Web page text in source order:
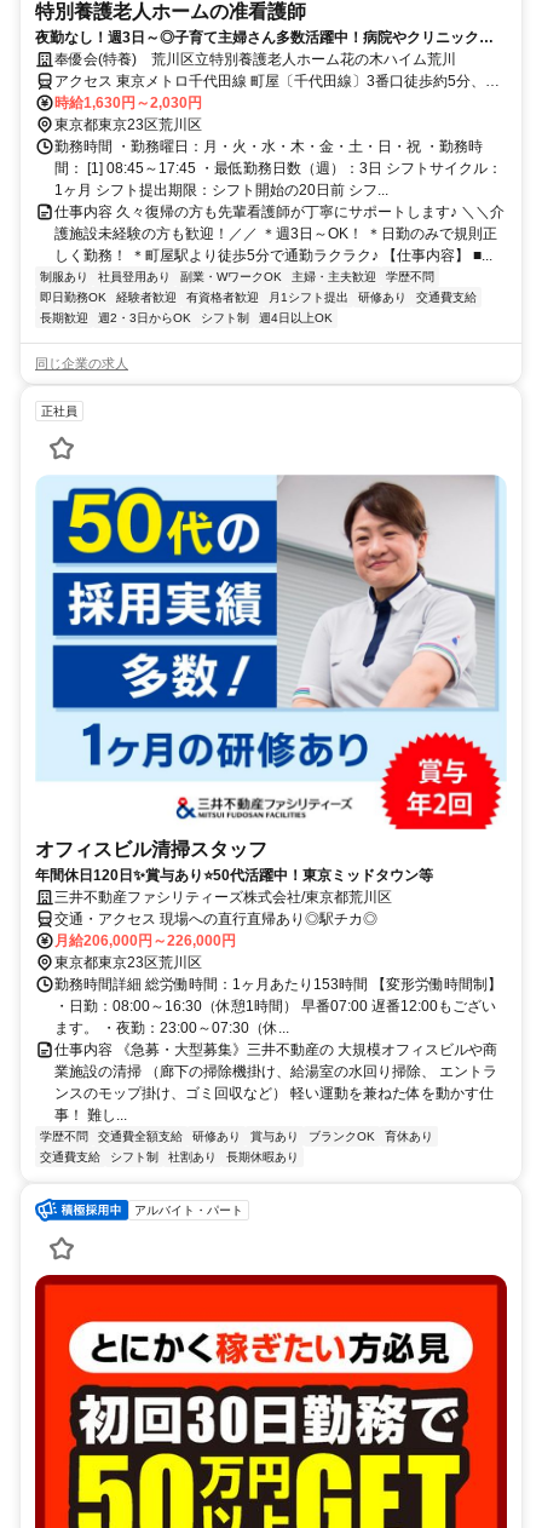
特別養護老人ホームの准看護師
夜勤なし！週3日～◎子育て主婦さん多数活躍中！病院やクリニックの
経験も活かせます。ブランクOK
奉優会(特養) 荒川区立特別養護老人ホーム花の木ハイム荒川
アクセス 東京メトロ千代田線 町屋〔千代田線〕3番口徒歩約5分、京
成本線 新三河島徒歩約5分、都電荒川線 町屋二丁目徒歩約6分
時給1,630円～2,030円
東京都東京23区荒川区
勤務時間 ・勤務曜日：月・火・水・木・金・土・日・祝 ・勤務時
間： [1] 08:45～17:45 ・最低勤務日数（週）：3日 シフトサイクル：
1ヶ月 シフト提出期限：シフト開始の20日前 シフ...
仕事内容 久々復帰の方も先輩看護師が丁寧にサポートします♪ ＼＼介
護施設未経験の方も歓迎！／／ ＊週3日～OK！ ＊日勤のみで規則正
しく勤務！ ＊町屋駅より徒歩5分で通勤ラクラク♪ 【仕事内容】 ■...
制服あり 社員登用あり 副業・WワークOK 主婦・主夫歓迎
学歴不問
即日勤務OK
経験者歓迎 有資格者歓迎 月1シフト提出 研修あり
交通費支給
長期歓迎
週2・3日からOK シフト制 週4日以上OK
同じ企業の求人
正社員
オフィスビル清掃スタッフ
年間休日120日✨賞与あり⭐50代活躍中！東京ミッドタウン等
三井不動産ファシリティーズ株式会社/東京都荒川区
交通・アクセス 現場への直行直帰あり◎駅チカ◎
月給206,000円～226,000円
東京都東京23区荒川区
勤務時間詳細 総労働時間：1ヶ月あたり153時間 【変形労働時間制】
・日勤：08:00～16:30（休憩1時間） 早番07:00 遅番12:00もござい
ます。 ・夜勤：23:00～07:30（休...
仕事内容 《急募・大型募集》三井不動産の 大規模オフィスビルや商
業施設の清掃 （廊下の掃除機掛け、給湯室の水回り掃除、 エントラ
ンスのモップ掛け、ゴミ回収など） 軽い運動を兼ねた体を動かす仕
事！ 難し...
学歴不問 交通費全額支給 研修あり 賞与あり ブランクOK
育休あり
交通費支給
シフト制 社割あり 長期休暇あり
アルバイト・パート